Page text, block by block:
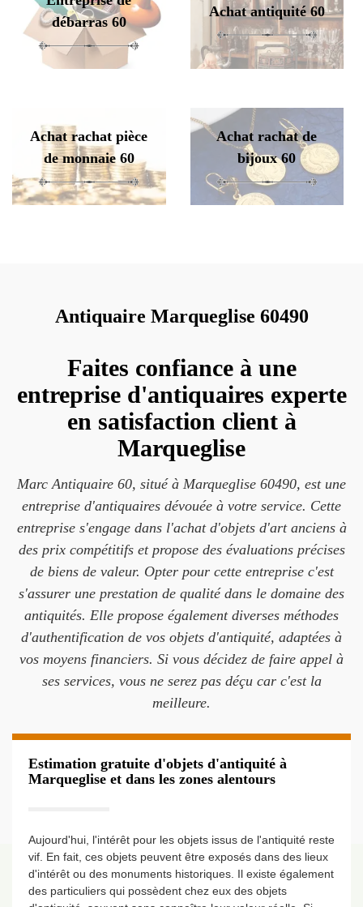
débarras 60
Achat antiquité 60
Achat rachat pièce
de monnaie 60
Achat rachat de
bijoux 60
Antiquaire Marqueglise 60490
Faites confiance à une
entreprise d'antiquaires experte
en satisfaction client à
Marqueglise
Marc Antiquaire 60, situé à Marqueglise 60490, est une
entreprise d'antiquaires dévouée à votre service. Cette
entreprise s'engage dans l'achat d'objets d'art anciens à
des prix compétitifs et propose des évaluations précises
de biens de valeur. Opter pour cette entreprise c'est
s'assurer une prestation de qualité dans le domaine des
antiquités. Elle propose également diverses méthodes
d'authentification de vos objets d'antiquité, adaptées à
vos moyens financiers. Si vous décidez de faire appel à
ses services, vous ne serez pas déçu car c'est la
meilleure.
Estimation gratuite d'objets d'antiquité à
Marqueglise et dans les zones alentours
Aujourd'hui, l'intérêt pour les objets issus de l'antiquité reste
vif. En fait, ces objets peuvent être exposés dans des lieux
d'intérêt ou des monuments historiques. Il existe également
des particuliers qui possèdent chez eux des objets